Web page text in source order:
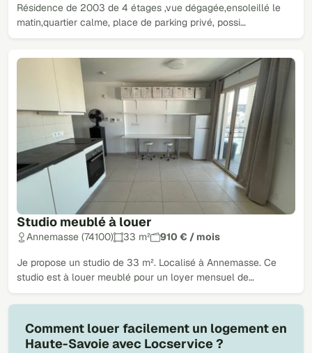
Résidence de 2003 de 4 étages ,vue dégagée,ensoleillé le
matin,quartier calme, place de parking privé, possi…
Studio meublé à louer
Annemasse (74100) 33 m² 910 € / mois
Je propose un studio de 33 m². Localisé à Annemasse. Ce
studio est à louer meublé pour un loyer mensuel de…
Comment louer facilement un logement en
Haute-Savoie avec Locservice ?